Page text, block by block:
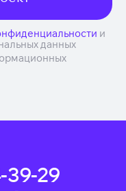
и
данных
39-29